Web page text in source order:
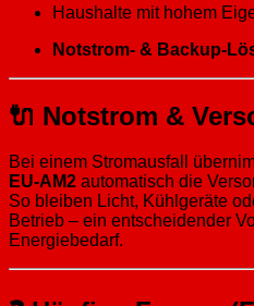
Haushalte mit hohem
Notstrom- & Backup-
🔌 Notstrom &
Bei einem Stromausfall
EU-AM2 automatisch die
So bleiben Licht, Kühlgeräte
Betrieb – ein entscheidender
Energiebedarf.